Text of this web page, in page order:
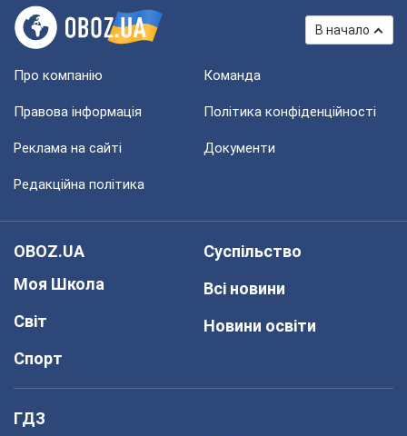
В начало
Про компанію Команда
Правова інформація Політика конфіденційності
Реклама на сайті Документи
Редакційна політика
OBOZ.UA
Моя Школа
Світ
Спорт
Суспільство
Всі новини
Новини освіти
ГДЗ